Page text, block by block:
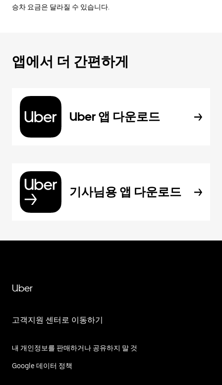
승차 요금은 달라질 수 있습니다.
앱에서 더 간편하게
Uber 앱 다운로드
기사님용 앱 다운로드
Uber
고객지원 센터로 이동하기
내 개인정보를 판매하거나 공유하지 말 것
Google 데이터 정책